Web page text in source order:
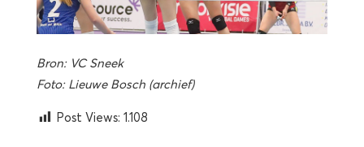
Bron: VC Sneek
Foto: Lieuwe Bosch (archief)
Post Views: 1.108